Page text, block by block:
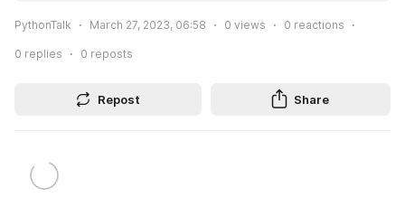
PythonTalk March 27, 2023, 06:58 0 views 0 reactions
0 replies 0 reposts
Repost Share